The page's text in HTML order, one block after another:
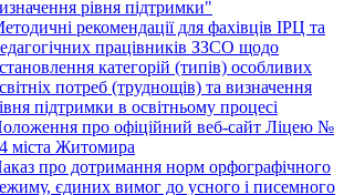
рівня підтримки"
рекомендації для фахівців ІРЦ та
працівників ЗЗСО щодо
категорій (типів) особливих
потреб (труднощів) та визначення
підтримки в освітньому процесі
про офіційний веб-сайт Ліцею №
міста Житомира
про дотримання норм орфографічного
єдиних вимог до усного і писемного